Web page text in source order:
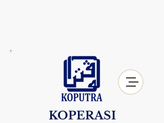
KOPERASI